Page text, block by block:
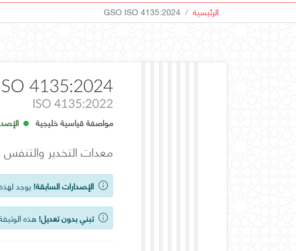
الرئيسية GSO ISO 4135:2024
4135:2024
ISO 4135:2022
مواصفة قياسية خليجية
معدات التخدير
الإصدارات السابقة! يوجد
تبني بدون تعديل! هذه